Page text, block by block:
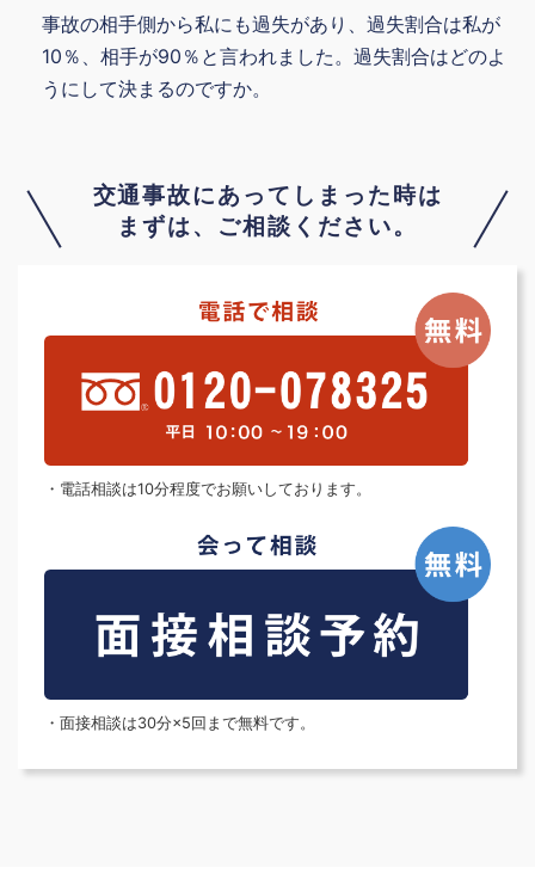
事故の相手側から私にも過失があり、過失割合は私が
10％、相手が90％と言われました。過失割合はどのよ
うにして決まるのですか。
交通事故にあってしまった時は
まずは、ご相談ください。
・電話相談は10分程度でお願いしております。
・面接相談は30分×5回まで無料です。